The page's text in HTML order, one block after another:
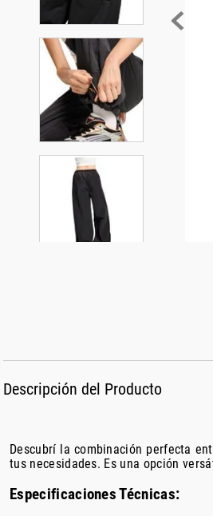
Descripción del Producto
Descubrí la combinación perfecta
tus necesidades. Es una opción
Especificaciones Técnicas: